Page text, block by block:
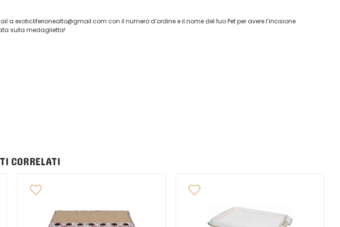
a exoticliferionealto@gmail.com con il numero d’ordine e il nome del tuo Pet per avere l’incisione
sulla medaglietta!
CORRELATI